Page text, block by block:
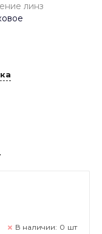
линз
В наличии: 0 шт